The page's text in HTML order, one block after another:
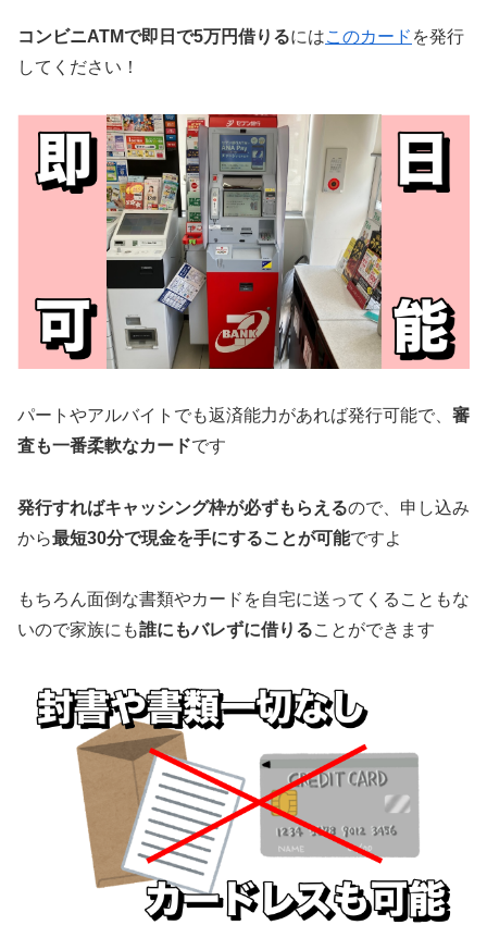
コンビニATMで即日で5万円借りるにはこのカード を発行
してください！
パートやアルバイトでも返済能力があれば発行可能で、 審
査も一番柔軟なカードです
発行すればキャッシング枠が必ずもらえるので、申し込み
から最短30分で現金を手にすることが可能ですよ
もちろん面倒な書類やカードを自宅に送ってくることもな
いので家族にも誰にもバレずに借りることができます